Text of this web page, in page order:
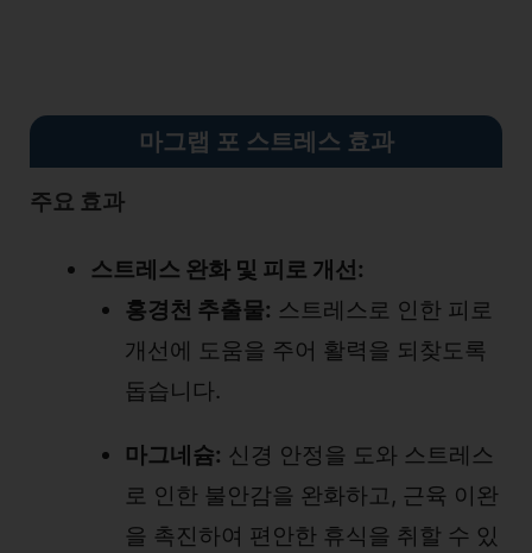
마그랩 포 스트레스 효과
주요 효과
스트레스 완화 및 피로 개선:
홍경천 추출물: 스트레스로 인한 피로
개선에 도움을 주어 활력을 되찾도록
돕습니다.
마그네슘: 신경 안정을 도와 스트레스
로 인한 불안감을 완화하고, 근육 이완
을 촉진하여 편안한 휴식을 취할 수 있